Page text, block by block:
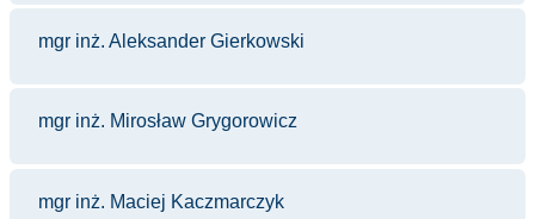
mgr inż. Aleksander Gierkowski
mgr inż. Mirosław Grygorowicz
mgr inż. Maciej Kaczmarczyk